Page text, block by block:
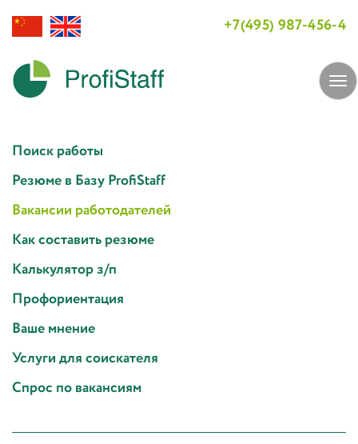
+7(495) 987-456-4
Поиск работы
Резюме в Базу ProfiStaff
Вакансии работодателей
Как составить резюме
Калькулятор з/п
Профориентация
Ваше мнение
Услуги для соискателя
Спрос по вакансиям